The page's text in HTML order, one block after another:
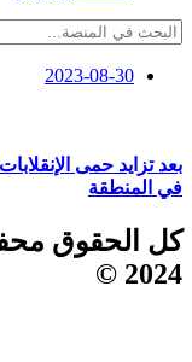
2023-08-30
بعد تزايد حمى
في المنطقة
كل الحقوق
2024 ©